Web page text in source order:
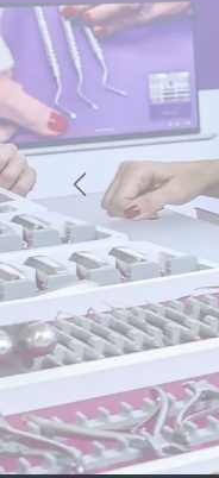
Précédent